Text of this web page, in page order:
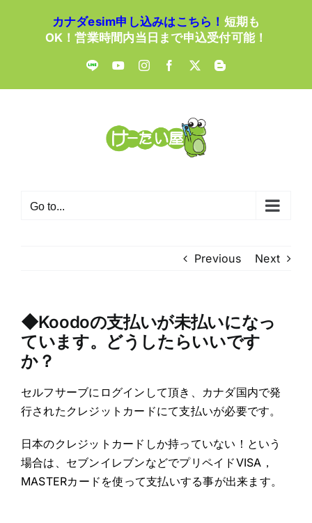
カナダesim申し込みはこちら！ 短期も
OK！営業時間内当日まで申込受付可能！
LINE YouTubeInstagramFacebook
X Blogger
Go to...
Previous Next
◆Koodoの支払いが未払いになっ
ています。どうしたらいいです
か？
セルフサーブにログインして頂き、カナダ国内で発
行されたクレジットカードにて支払いが必要です。
日本のクレジットカードしか持っていない！という
場合は、セブンイレブンなどでプリペイドVISA，
MASTERカードを使って支払いする事が出来ます。